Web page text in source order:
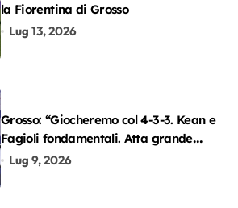
la Fiorentina di Grosso
Lug 13, 2026
Grosso: “Giocheremo col 4-3-3. Kean e
Fagioli fondamentali. Atta grande
colpo”
Lug 9, 2026